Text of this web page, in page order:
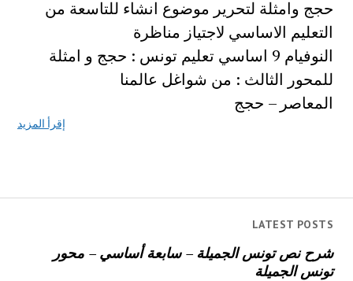
LATEST POSTS
شرح نص تونس الجميلة – سابعة أساسي – محور
تونس الجميلة
حجج وامثلة لتحرير موضوع انشاء للتاسعة من
التعليم الاساسي لاجتياز مناظرة
النوفيام 9 اساسي تعليم تونس : حجج و امثلة
للمحور الثالث : من شواغل عالمنا
المعاصر – حجج
إقرأ المزيد